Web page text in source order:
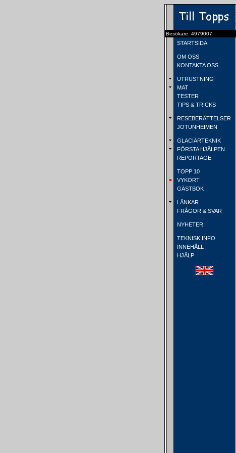
Besökare: 4979007
STARTSIDA
OM OSS
KONTAKTA OSS
UTRUSTNING
MAT
TESTER
TIPS & TRICKS
RESEBERÄTTELSER
JOTUNHEIMEN
GLACIÄRTEKNIK
FÖRSTA HJÄLPEN
REPORTAGE
TOPP 10
VYKORT
GÄSTBOK
LÄNKAR
FRÅGOR & SVAR
NYHETER
TEKNISK INFO
INNEHÅLL
HJÄLP